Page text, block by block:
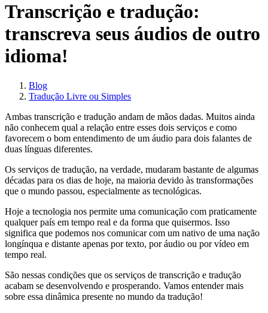
Transcrição e tradução:
transcreva seus áudios de outro
idioma!
Blog
Tradução Livre ou Simples
Ambas transcrição e tradução andam de mãos dadas. Muitos ainda
não conhecem qual a relação entre esses dois serviços e como
favorecem o bom entendimento de um áudio para dois falantes de
duas línguas diferentes.
Os serviços de tradução, na verdade, mudaram bastante de algumas
décadas para os dias de hoje, na maioria devido às transformações
que o mundo passou, especialmente as tecnológicas.
Hoje a tecnologia nos permite uma comunicação com praticamente
qualquer país em tempo real e da forma que quisermos. Isso
significa que podemos nos comunicar com um nativo de uma nação
longínqua e distante apenas por texto, por áudio ou por vídeo em
tempo real.
São nessas condições que os serviços de transcrição e tradução
acabam se desenvolvendo e prosperando. Vamos entender mais
sobre essa dinâmica presente no mundo da tradução!